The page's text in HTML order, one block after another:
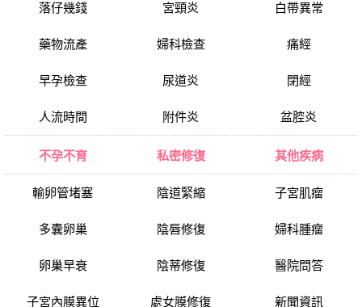
落仔幾錢
藥物流產
早孕檢查
人流時間
宮頸炎
婦科檢查
尿道炎
附件炎
白帶異常
痛經
閉經
盆腔炎
不孕不育
輸卵管堵塞
多囊卵巢
卵巢早衰
子宮內膜異位
私密修復
陰道緊縮
陰唇修復
陰蒂修復
處女膜修復
其他疾病
子宮肌瘤
婦科腫瘤
醫院問答
新聞資訊